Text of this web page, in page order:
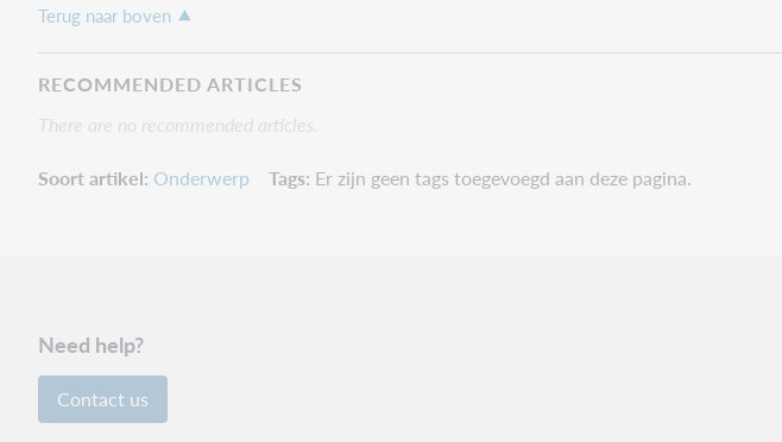
Terug naar boven
RECOMMENDED ARTICLES
There are no recommended articles.
Soort artikel Onderwerp Tags Er zijn geen tags toegevoegd aan deze pagina.
Need help?
Contact us